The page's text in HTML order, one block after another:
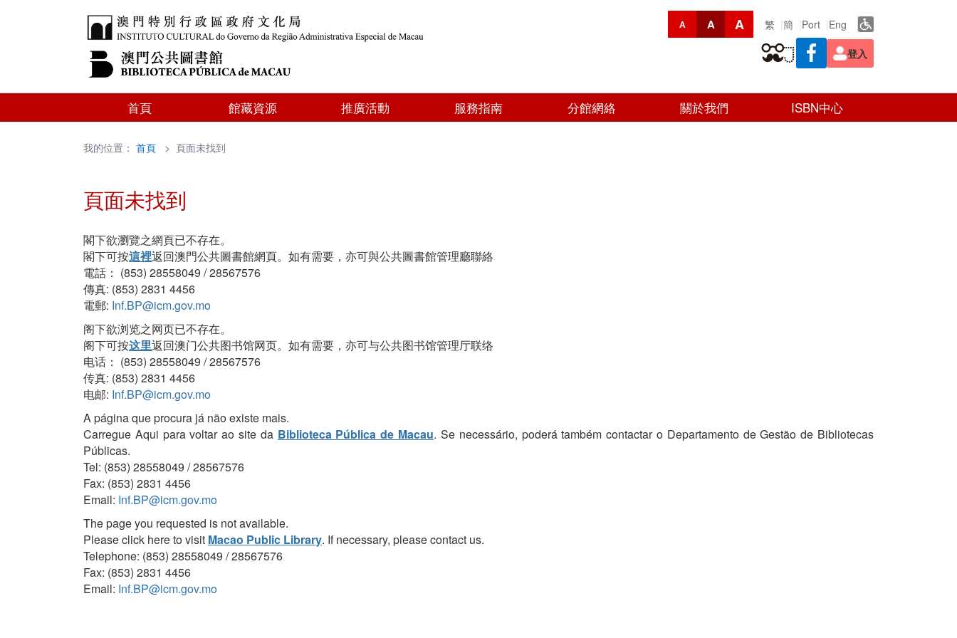
A A A 繁 簡 Port Eng
登入
首頁 館藏資源 推廣活動 服務指南 分館網絡 關於我們 ISBN中心
我的位置： 首頁 > 頁面未找到
頁面未找到
閣下欲瀏覽之網頁已不存在。
閣下可按這裡返回澳門公共圖書館網頁。如有需要，亦可與公共圖書館管理廳聯絡
電話： (853) 28558049 / 28567576
傳真: (853) 2831 4456
電郵: Inf.BP@icm.gov.mo
阁下欲浏览之网页已不存在。
阁下可按这里返回澳门公共图书馆网页。如有需要，亦可与公共图书馆管理厅联络
电话： (853) 28558049 / 28567576
传真: (853) 2831 4456
电邮: Inf.BP@icm.gov.mo
A página que procura já não existe mais.
Carregue Aqui para voltar ao site da Biblioteca Pública de Macau. Se necessário, poderá também contactar o Departamento de Gestão de Bibliotecas
Públicas.
Tel: (853) 28558049 / 28567576
Fax: (853) 2831 4456
Email: Inf.BP@icm.gov.mo
The page you requested is not available.
Please click here to visit Macao Public Library. If necessary, please contact us.
Telephone: (853) 28558049 / 28567576
Fax: (853) 2831 4456
Email: Inf.BP@icm.gov.mo